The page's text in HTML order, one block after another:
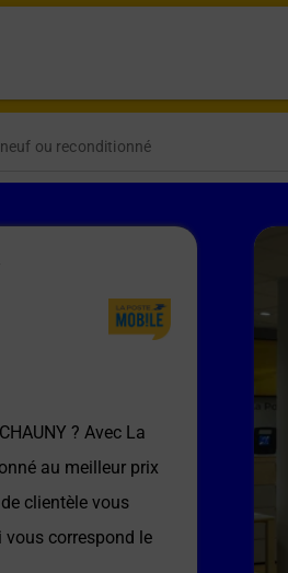
ou reconditionné
? Avec La
au meilleur prix
clientèle vous
vous correspond le